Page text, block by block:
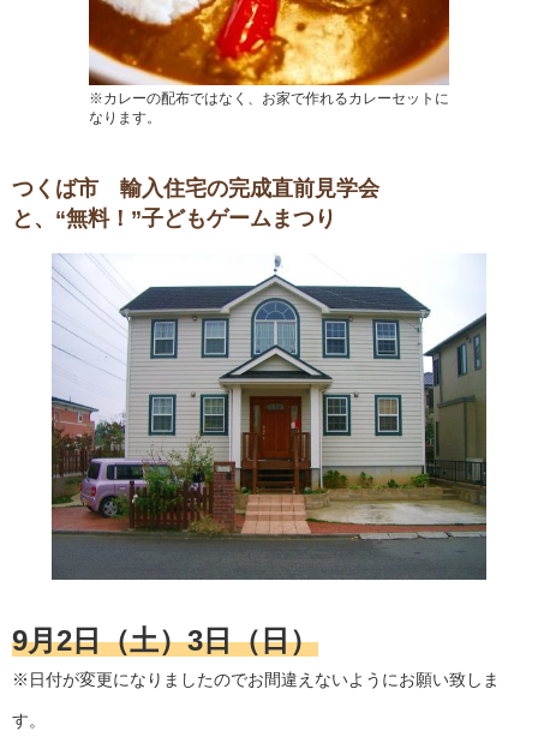
※カレーの配布ではなく、お家で作れるカレーセットに
なります。
つくば市 輸入住宅の完成直前見学会
と、“無料！”子どもゲームまつり
9月2日（土）3日（日）
※日付が変更になりましたのでお間違えないようにお願い致しま
す。